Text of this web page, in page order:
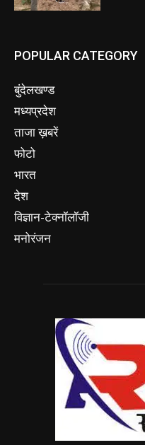
POPULAR CATEGORY
बुंदेलखण्ड
मध्यप्रदेश
ताजा ख़बरें
फोटो
भारत
देश
विज्ञान-टेक्नॉलॉजी
मनोरंजन